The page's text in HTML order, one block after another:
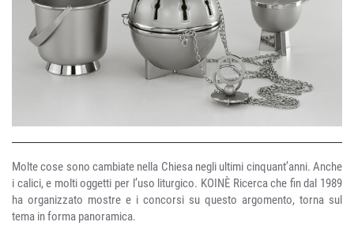
Molte cose sono cambiate nella Chiesa negli ultimi cinquant’anni. Anche
i calici, e molti oggetti per l’uso liturgico. KOINÈ Ricerca che fin dal 1989
ha organizzato mostre e i concorsi su questo argomento, torna sul
tema in forma panoramica.